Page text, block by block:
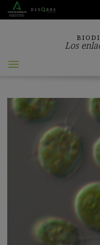
Los
Abrir